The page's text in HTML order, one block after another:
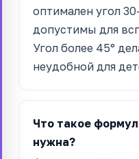
оптимален угол
допустимы для
Угол более 45°
неудобной для
Что такое
нужна?